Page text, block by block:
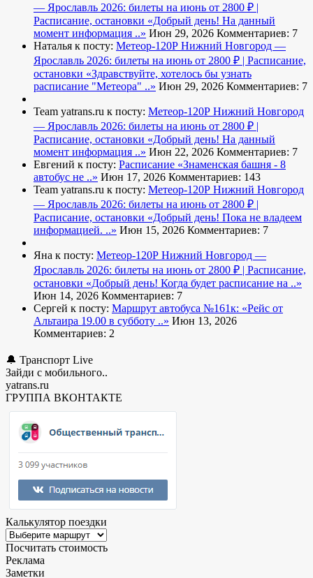
— Ярославль 2026: билеты на июнь от 2800 ₽ |
Расписание, остановки «Добрый день! На данный
момент информация ..» Июн 29, 2026 Комментариев: 7
Наталья к посту: Метеор-120Р Нижний Новгород —
Ярославль 2026: билеты на июнь от 2800 ₽ | Расписание,
остановки «Здравствуйте, хотелось бы узнать
расписание "Метеора" ..» Июн 29, 2026 Комментариев: 7
Team yatrans.ru к посту: Метеор-120Р Нижний Новгород
— Ярославль 2026: билеты на июнь от 2800 ₽ |
Расписание, остановки «Добрый день! На данный
момент информация ..» Июн 22, 2026 Комментариев: 7
Евгений к посту: Расписание «Знаменская башня - 8
автобус не ..» Июн 17, 2026 Комментариев: 143
Team yatrans.ru к посту: Метеор-120Р Нижний Новгород
— Ярославль 2026: билеты на июнь от 2800 ₽ |
Расписание, остановки «Добрый день! Пока не владеем
информацией. ..» Июн 15, 2026 Комментариев: 7
Яна к посту: Метеор-120Р Нижний Новгород —
Ярославль 2026: билеты на июнь от 2800 ₽ | Расписание,
остановки «Добрый день! Когда будет расписание на ..»
Июн 14, 2026 Комментариев: 7
Сергей к посту: Маршрут автобуса №161к: «Рейс от
Альтаира 19.00 в субботу ..» Июн 13, 2026
Комментариев: 2
🔔 Транспорт Live
Зайди с мобильного..
yatrans.ru
ГРУППА ВКОНТАКТЕ
Калькулятор поездки
Посчитать стоимость
Реклама
Заметки